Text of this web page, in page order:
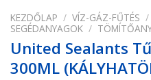
KEZDŐLAP / VÍZ-GÁZ-FŰTÉS /
SEGÉDANYAGOK /
United Sealants
300ML